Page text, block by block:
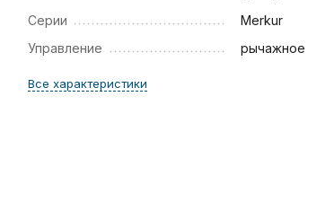
Серии
Merkur
Управление
рычажное
Все характеристики